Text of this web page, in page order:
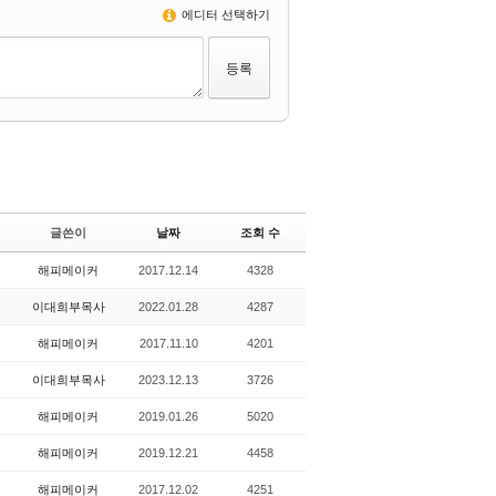
에디터 선택하기
글쓴이 날짜 조회 수
해피메이커 2017.12.14 4328
이대희부목사 2022.01.28 4287
해피메이커 2017.11.10 4201
이대희부목사 2023.12.13 3726
해피메이커 2019.01.26 5020
해피메이커 2019.12.21 4458
해피메이커 2017.12.02 4251